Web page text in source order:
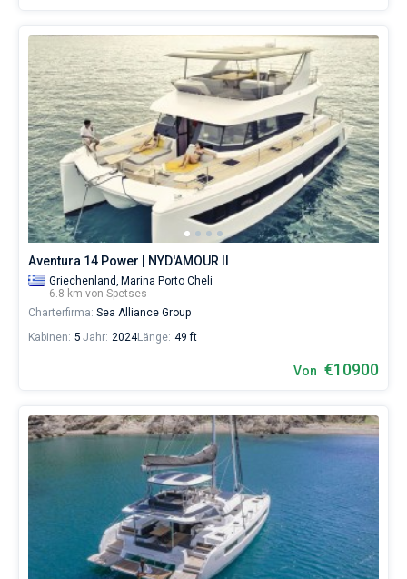
Aventura 14 Power | NYD'AMOUR II
Griechenland, Marina Porto Cheli
6.8 km von Spetses
Charterfirma: Sea Alliance Group
Kabinen: 5 Jahr: 2024Länge: 49 ft
Von €10900